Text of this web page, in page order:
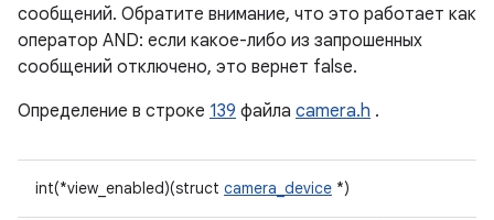
сообщений. Обратите внимание, что это работает как
оператор AND: если какое-либо из запрошенных
сообщений отключено, это вернет false.
Определение в строке 139 файла camera.h .
int(*view_enabled)(struct camera_device *)